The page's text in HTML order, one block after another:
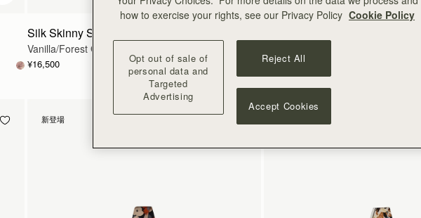
Silk Skinny Scarf
Vanilla/Forest Green Thistle Print
¥16,500 ¥16,500
新登場
how to exercise your rights, see our Privacy Policy Cookie Policy
Opt out of sale of
personal data and
Targeted
Advertising
Reject All
Accept Cookies